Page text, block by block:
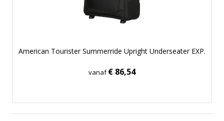
American Tourister Summerride Upright Underseater EXP.
vanaf€ 86,54